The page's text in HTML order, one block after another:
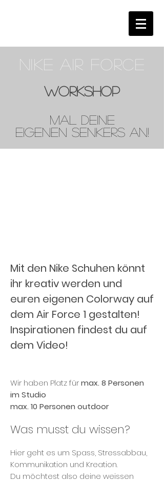
Nike air Force
Workshop
Mal deine
eigenen Senkers an!
Mit den Nike Schuhen könnt
ihr kreativ werden und
euren eigenen Colorway auf
dem Air Force 1 gestalten!
Inspirationen findest du auf
dem Video!
Wir haben Platz fürmax. 8 Personen
im Studio
max. 10 Personen outdoor
Was musst du wissen?
Hier geht es um Spass, Stressabbau,
Kommunikation und Kreation.
Du möchtest also deine weissen